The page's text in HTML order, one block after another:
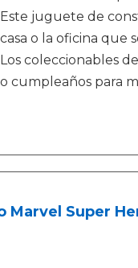
Este juguete de
casa o la oficina que
Los coleccionables
o cumpleaños para
Marvel Super